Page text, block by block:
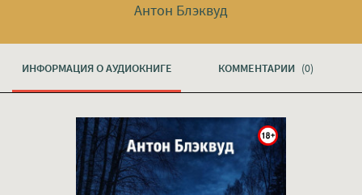
Антон Блэквуд
ИНФОРМАЦИЯ О АУДИОКНИГЕ КОММЕНТАРИИ (0)